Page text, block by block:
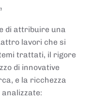
di attribuire una
lavori che si
trattati, il rigore
di innovative
e la ricchezza